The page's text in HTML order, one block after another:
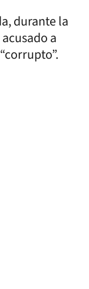
durante la
a